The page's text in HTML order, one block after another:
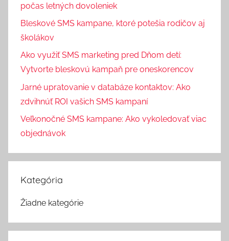
počas letných dovoleniek
Bleskové SMS kampane, ktoré potešia rodičov aj
školákov
Ako využiť SMS marketing pred Dňom detí:
Vytvorte bleskovú kampaň pre oneskorencov
Jarné upratovanie v databáze kontaktov: Ako
zdvihnúť ROI vašich SMS kampaní
Veľkonočné SMS kampane: Ako vykoledovať viac
objednávok
Kategória
Žiadne kategórie